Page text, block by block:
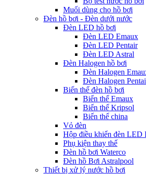
Muối dùng cho hồ bơi
Đèn hồ bơi - Đèn dưới nước
Đèn LED hồ bơi
Đèn LED Emaux
Đèn LED Pentair
Đèn LED Astral
Đèn Halogen hồ bơi
Đèn Halogen
Đèn Halogen
Biến thế đèn hồ bơi
Biến thế Emaux
Biến thế Kripsol
Biến thế china
Vỏ đèn
Hộp điều khiển đèn LED
Phụ kiện thay thế
Đèn hồ bơi Waterco
Đèn hồ Bơi Astralpool
Thiết bị xử lý nước hồ bơi